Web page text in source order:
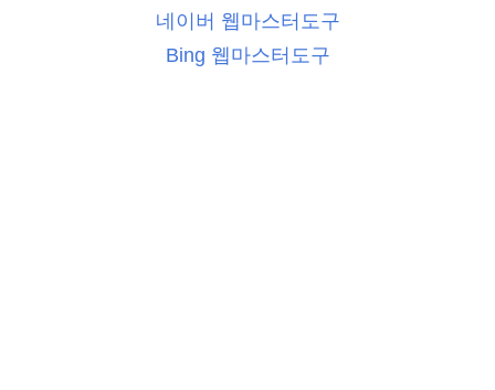
네이버 웹마스터도구
Bing 웹마스터도구